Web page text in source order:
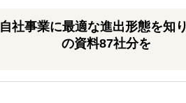
自社事業に最適な進出形態を知
の資料87社分を